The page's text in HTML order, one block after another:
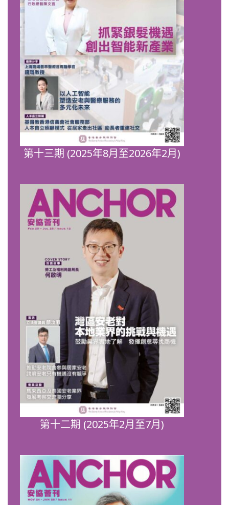
第十三期 (2025年8月至2026年2月)
第十二期 (2025年2月至7月)